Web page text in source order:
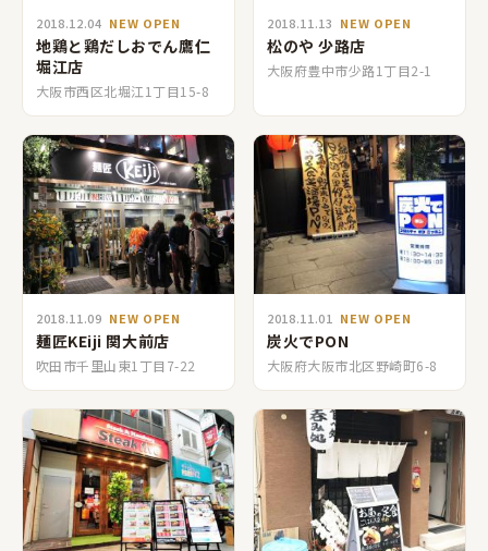
2018.12.04 NEW OPEN
地鶏と鶏だしおでん鷹仁
堀江店
大阪市西区北堀江1丁目15-8
2018.11.13 NEW OPEN
松のや 少路店
大阪府豊中市少路1丁目2-1
2018.11.09 NEW OPEN
麺匠KEiji 関大前店
吹田市千里山東1丁目7-22
2018.11.01 NEW OPEN
炭火でPON
大阪府大阪市北区野崎町6-8